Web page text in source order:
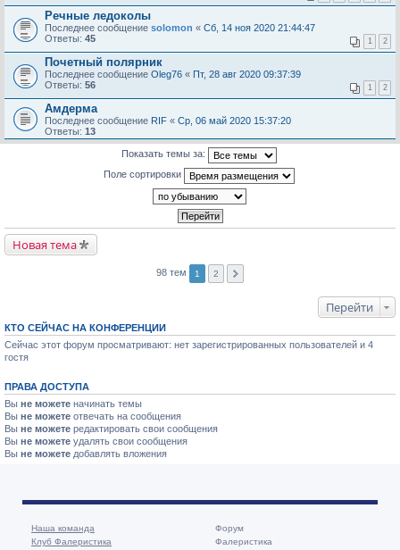
Речные ледоколы
Последнее сообщение solomon « Сб, 14 ноя 2020 21:44:47
Ответы: 45 1 2
Почетный полярник
Последнее сообщение Oleg76 « Пт, 28 авг 2020 09:37:39
Ответы: 56 1 2
Амдерма
Последнее сообщение RIF « Ср, 06 май 2020 15:37:20
Ответы: 13
Показать темы за:
Поле сортировки
Новая тема
98 тем 1 2
Перейти
КТО СЕЙЧАС НА КОНФЕРЕНЦИИ
Сейчас этот форум просматривают: нет зарегистрированных пользователей и 4
гостя
ПРАВА ДОСТУПА
Вы не можете начинать темы
Вы не можете отвечать на сообщения
Вы не можете редактировать свои сообщения
Вы не можете удалять свои сообщения
Вы не можете добавлять вложения
Наша команда
Клуб Фалеристика
Форум
Фалеристика